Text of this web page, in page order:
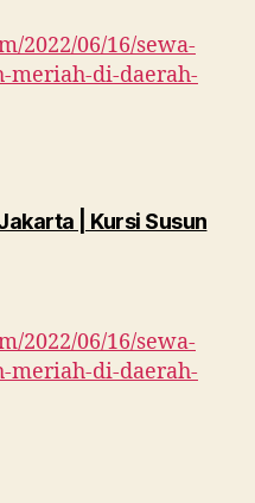
2022/06/16/sewa-
meriah-di-daerah-
| Kursi Susun
2022/06/16/sewa-
meriah-di-daerah-